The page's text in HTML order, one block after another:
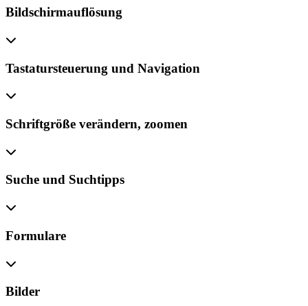
Bildschirmauflösung
Tastatursteuerung und Navigation
Schriftgröße verändern, zoomen
Suche und Suchtipps
Formulare
Bilder